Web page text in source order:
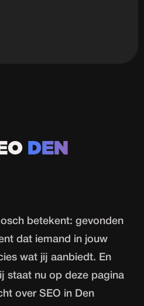
DEN
betekent: gevonden
dat iemand in jouw
wat jij aanbiedt. En
staat nu op deze pagina
over SEO in Den